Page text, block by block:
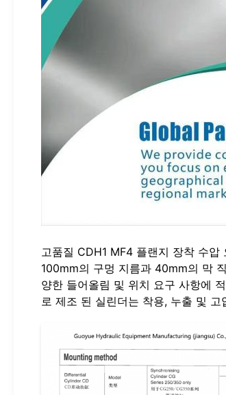
고품질 CDH1 MF4 플랜지 장착 수
100mm의 구멍 지름과 40mm의 막
양한 들어올림 및 위치 요구 사항에
로 제조 된 실린더는 착용, 누출 및